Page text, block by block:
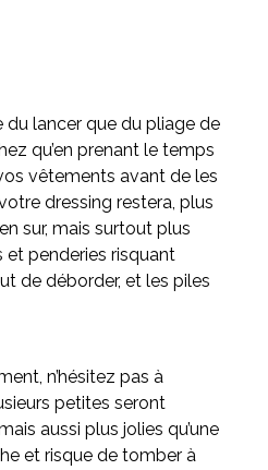
lancer que du pliage de
qu’en prenant le temps
vêtements avant de les
dressing restera, plus
sur, mais surtout plus
et penderies risquant
de déborder, et les piles
n’hésitez pas à
petites seront
aussi plus jolies qu’une
et risque de tomber à